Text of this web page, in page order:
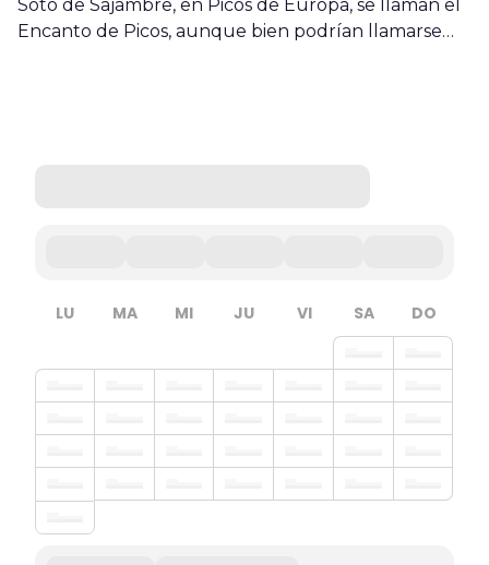
Soto de Sajambre, en Picos de Europa, se llaman el
Encanto de Picos, aunque bien podrían llamarse…
LU MA MI JU VI SA DO